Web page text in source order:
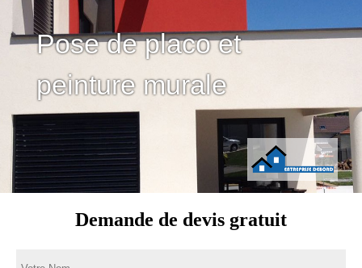
Pose de placo et
peinture murale
Demande de devis gratuit